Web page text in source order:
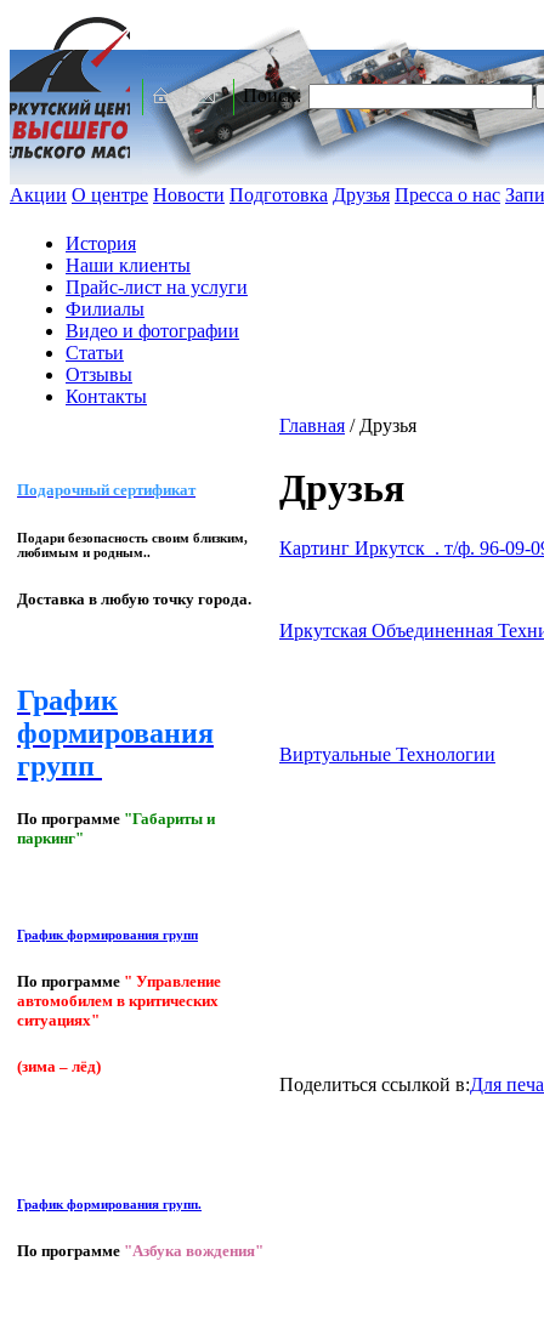
Поиск:
Акции О центре Новости Подготовка Друзья Пресса о нас
История
Наши клиенты
Прайс-лист на услуги
Филиалы
Видео и фотографии
Статьи
Отзывы
Контакты
Подарочный сертификат
Подари безопасность своим близким,
любимым и родным..
Доставка в любую точку города.
График
формирования
групп
По программе "Габариты и
паркинг"
График формирования групп
По программе " Управление
автомобилем в критических
ситуациях"
(зима – лёд)
График формирования групп.
По программе "Азбука вождения"
Главная / Друзья
Друзья
Картинг Иркутск . т/ф. 96-09-
Иркутская Объединенная
Виртуальные Технологии
Поделиться ссылкой в:Для